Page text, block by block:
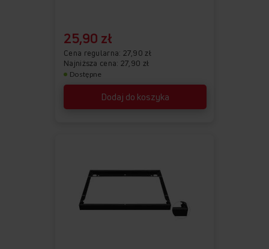
Dodaj do koszyka
25,90 zł
Cena regularna 27,90 zł
Najniższa cena: 27,90 zł
Dostępne